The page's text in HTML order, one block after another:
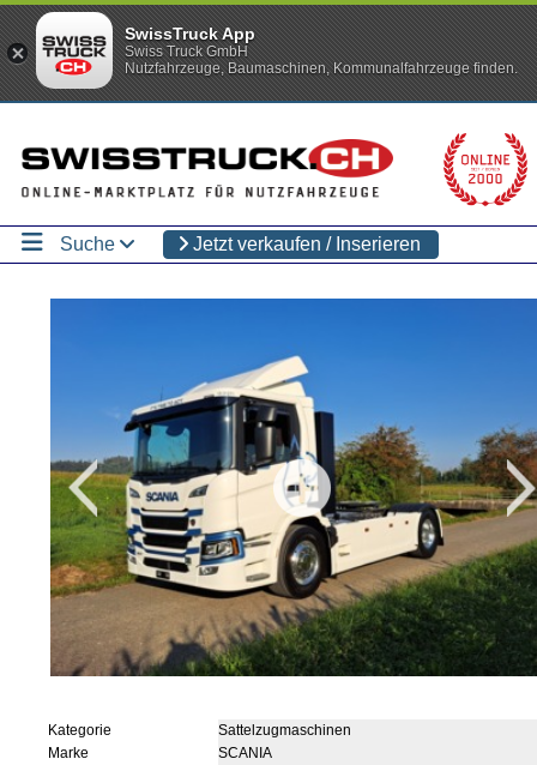
Suche Jetzt verkaufen / Inserieren
Kategorie
Sattelzugmaschinen
Marke
SCANIA
SwissTruck App
Swiss Truck GmbH
Nutzfahrzeuge, Baumaschinen, Kommunalfahrzeuge finden.